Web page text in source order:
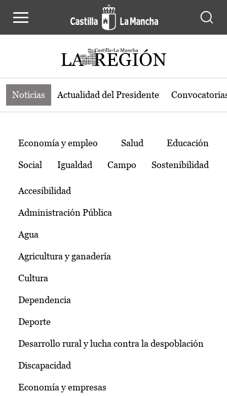
Noticias de la región de Castilla-La
Noticias Actualidad del Presidente
Temas
Economía y empleo Salud Educación
Social Igualdad Campo Sostenibilidad
Accesibilidad
Administración Pública
Agua
Agricultura y ganadería
Cultura
Dependencia
Deporte
Desarrollo rural y lucha contra la despoblación
Discapacidad
Economía y empresas